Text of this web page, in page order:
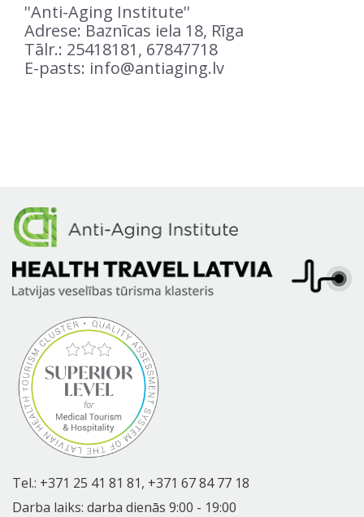
''Anti-Aging Institute''
Adrese: Baznīcas iela 18, Rīga
Tālr.: 25418181, 67847718
E-pasts: info@antiaging.lv
Tel.: +371 25 41 81 81, +371 67 84 77 18
Darba laiks: darba dienās 9:00 - 19:00